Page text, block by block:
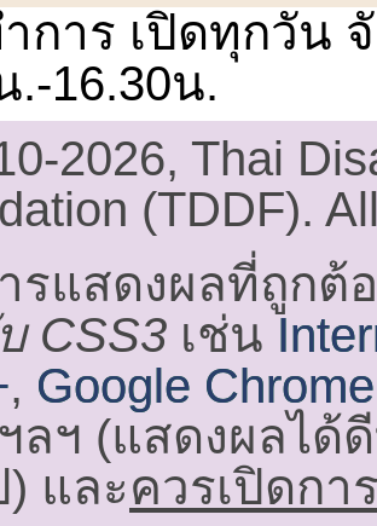
การ เปิดทุกวัน
.-16.30น.
2026, Thai
(TDDF).
รแสดงผลที่ถูกต้
CSS3 เช่น
, Google
ฯลฯ (แสดงผลได้
และควรเปิดกา